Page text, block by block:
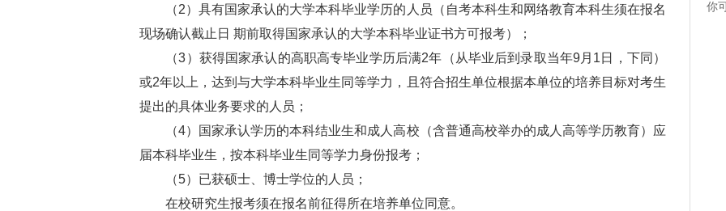
（2）具有国家承认的大学本科毕业学历的人员（自考本科生和网络教育本科生须在报名
现场确认截止日 期前取得国家承认的大学本科毕业证书方可报考）；
（3）获得国家承认的高职高专毕业学历后满2年（从毕业后到录取当年9月1日，下同）
或2年以上，达到与大学本科毕业生同等学力，且符合招生单位根据本单位的培养目标对考生
提出的具体业务要求的人员；
（4）国家承认学历的本科结业生和成人高校（含普通高校举办的成人高等学历教育）应
届本科毕业生，按本科毕业生同等学力身份报考；
（5）已获硕士、博士学位的人员；
在校研究生报考须在报名前征得所在培养单位同意。
你